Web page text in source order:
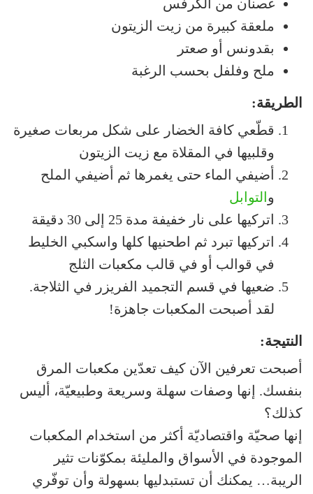
غصنان من الكرفس
ملعقة كبيرة من زيت الزيتون
بقدونس أو صعتر
ملح وفلفل بحسب الرغبة
الطريقة:
قطّعي كافة الخضار على شكل مربعات صغيرة
وقلبيها في المقلاة مع زيت الزيتون
أضيفي الماء حتى يغمرها ثم أضيفي الملح
و التوابل
اتركيها على نار خفيفة مدة 25 إلى 30 دقيقة
اتركيها تبرد ثم اطحنيها كلها واسكبي الخليط
في قوالب أو في قالب مكعبات الثلج
ضعيها في قسم التجميد الفريزر في الثلاجة.
لقد أصبحت المكعبات جاهزة!
النتيجة:
أصبحت تعرفين الآن كيف تعدّين مكعبات المرق
بنفسك. إنها وصفات سهلة وسريعة وطبيعيّة، أليس
كذلك؟
إنها صحيّة واقتصاديّة أكثر من استخدام المكعبات
الموجودة في الأسواق والمليئة بمكوّنات تثير
الريبة… يمكنك أن تستبدليها بسهولة وأن توفّري